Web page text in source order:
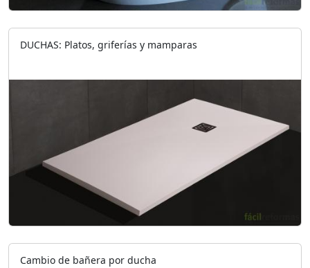
DUCHAS: Platos, griferías y mamparas
Cambio de bañera por ducha